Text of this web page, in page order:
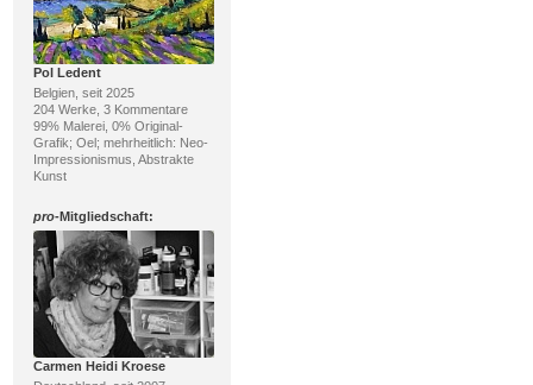
Pol Ledent
Belgien, seit 2025
204 Werke, 3 Kommentare
99% Malerei, 0% Original-
Grafik; Oel; mehrheitlich: Neo-
Impressionismus, Abstrakte
Kunst
pro-Mitgliedschaft:
Carmen Heidi Kroese